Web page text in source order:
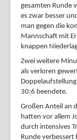
gesamten Runde
es zwar besser
man gegen die
Mannschaft mit
knappen
Zwei weitere
als verloren
30:6 beendete.
Großen Anteil an
hatten vor allem
durch intensives
Runde verbessert